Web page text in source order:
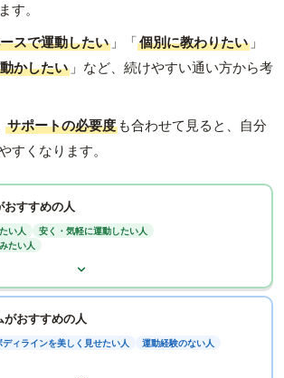
す。
スで運動したい 」「個別に教わりたい 」
かしたい 」など、続けやすい通い方から考
サポートの必要度 も合わせて見ると、自分
すくなります。
おすすめの人
い人
安く・気軽に運動したい人
たい人
おすすめの人
ディラインを美しく見せたい人 運動経験のない人